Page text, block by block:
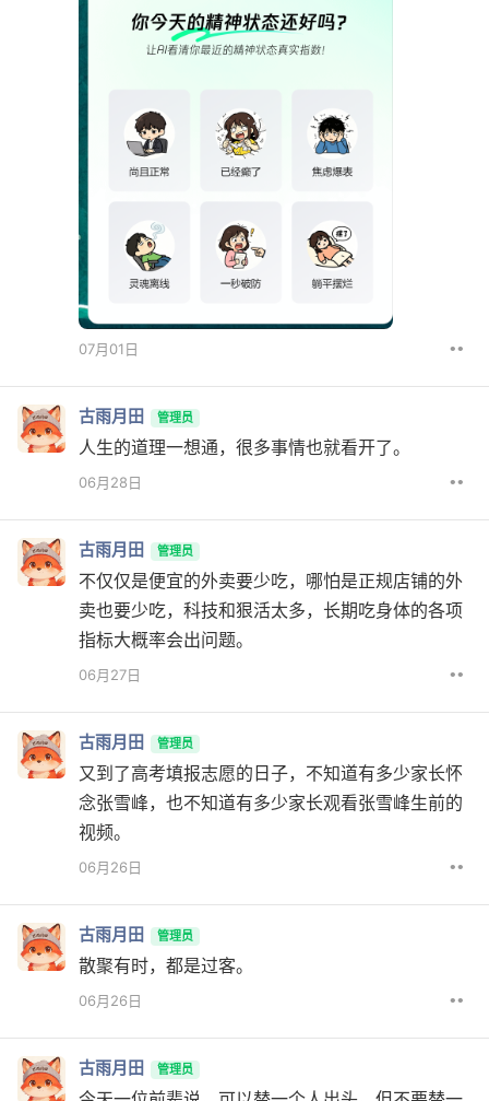
07月01日 ••
古雨月田 管理员
人生的道理一想通，很多事情也就看开了。
06月28日 ••
古雨月田 管理员
不仅仅是便宜的外卖要少吃，哪怕是正规店铺的外
卖也要少吃，科技和狠活太多，长期吃身体的各项
指标大概率会出问题。
06月27日 ••
古雨月田 管理员
又到了高考填报志愿的日子，不知道有多少家长怀
念张雪峰，也不知道有多少家长观看张雪峰生前的
视频。
06月26日 ••
古雨月田 管理员
散聚有时，都是过客。
06月26日 ••
古雨月田 管理员